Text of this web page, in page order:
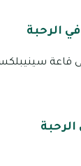
الرحبة
قاعة